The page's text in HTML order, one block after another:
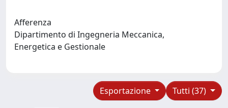
Afferenza
Dipartimento di Ingegneria Meccanica,
Energetica e Gestionale
Tutti (37)
Esportazione